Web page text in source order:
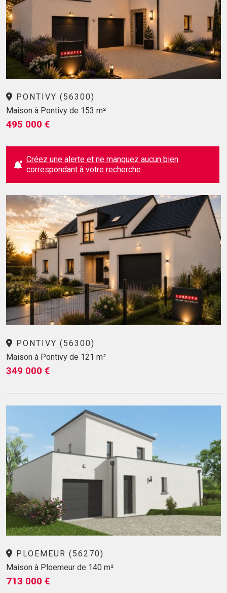
PONTIVY (56300)
Maison à Pontivy de 153 m²
495 000 €
Créez une alerte et ne manquez aucun bien
correspondant à votre recherche
PONTIVY (56300)
Maison à Pontivy de 121 m²
349 000 €
PLOEMEUR (56270)
Maison à Ploemeur de 140 m²
713 000 €